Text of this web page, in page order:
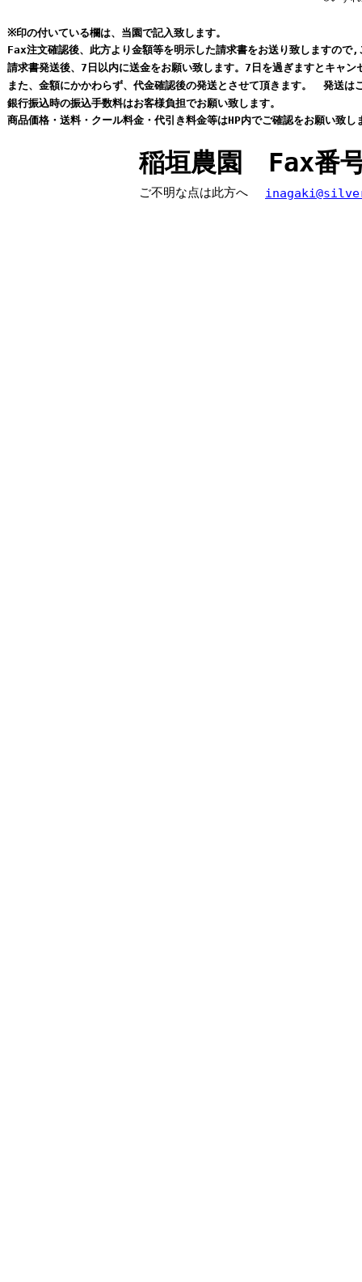
※印の付いている欄は、 当園で記入致します。
Fax注文確認後、 此方より金額等を明示した請求書をお送り致しますので,
請求書発送後、7 日 以内に送金をお願い致します。7 日 を過ぎますとキャン
また、 金額にかかわらず、 代金確認後の発送とさせて頂きます。 発送は
銀行振込時の振込手数料はお客様負担でお願い致します。
商品価格 ・ 送料・クール料金 ・ 代引 き料金等はHP内でご確認をお願い致し
稲垣農園 Fax番
ご不明な点は此方へ